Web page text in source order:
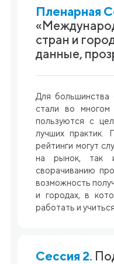
Пленарная
стран и
данные,
Для большинства
стали во многом
пользуются с
лучших практик.
рейтинги могут
на рынок, так
сворачиванию
возможность
и городах, в
работать и учиться.
Сессия 2.